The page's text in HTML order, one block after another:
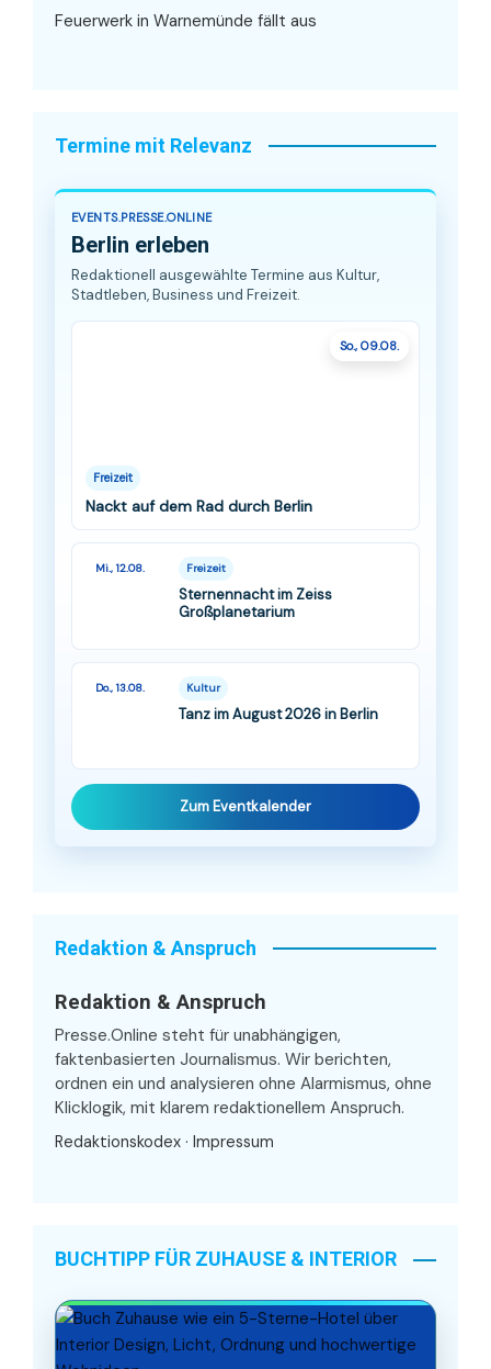
Feuerwerk in Warnemünde fällt aus
Termine mit Relevanz
EVENTS.PRESSE.ONLINE
Berlin erleben
Redaktionell ausgewählte Termine aus Kultur,
Stadtleben, Business und Freizeit.
So., 09.08.
Freizeit
Nackt auf dem Rad durch Berlin
Mi., 12.08. Freizeit
Sternennacht im Zeiss
Großplanetarium
Do., 13.08. Kultur
Tanz im August 2026 in Berlin
Zum Eventkalender
Redaktion & Anspruch
Redaktion & Anspruch
Presse.Online steht für unabhängigen,
faktenbasierten Journalismus. Wir berichten,
ordnen ein und analysieren ohne Alarmismus, ohne
Klicklogik, mit klarem redaktionellem Anspruch.
Redaktionskodex · Impressum
BUCHTIPP FÜR ZUHAUSE & INTERIOR